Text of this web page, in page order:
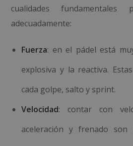
cualidades
adecuadamente:
Fuerza: en el pádel está
explosiva y la reactiva.
cada golpe, salto y sprint.
Velocidad: contar con
aceleración y frenado